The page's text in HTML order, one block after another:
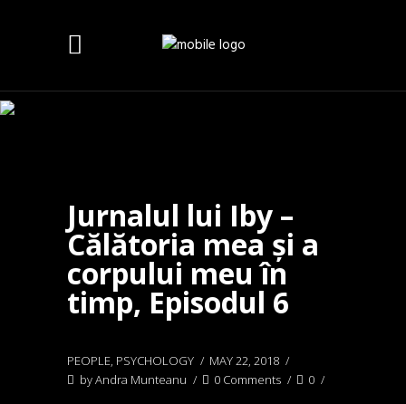
Jurnalul lui Iby –
Călătoria mea și a
corpului meu în
timp, Episodul 6
PEOPLE, PSYCHOLOGY
MAY 22, 2018
byAndra Munteanu 0 Comments 0